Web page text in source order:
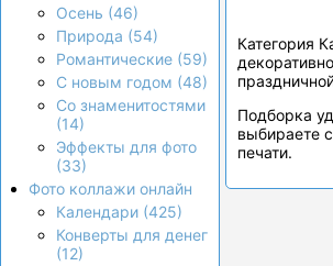
Осень (46)
Природа (54)
Романтические (59)
С новым годом (48)
Со знаменитостями
(14)
Эффекты для фото
(33)
Фото коллажи онлайн
Календари (425)
Конверты для денег
(12)
Категория
Подборка
выбираете
печати.